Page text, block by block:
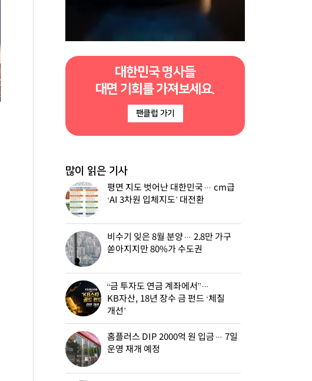
대한민국 명사들
대면 기회를 가져보세요.
팬클럽 가기
많이 읽은 기사
평면 지도 벗어난 대한민국… cm급
‘AI 3차원 입체지도’ 대전환
비수기 잊은 8월 분양… 2.8만 가구
쏟아지지만 80%가 수도권
“금 투자도 연금 계좌에서”…
KB자산, 18년 장수 금 펀드 ‘체질
개선’
홈플러스 DIP 2000억 원 입금… 7일
운영 재개 예정